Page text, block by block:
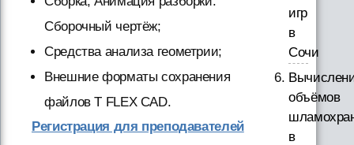
Сборочный чертёж;
Средства анализа геометрии;
Внешние форматы сохранения
файлов T FLEX CAD.
Регистрация для преподавателей
игр
в
Сочи
объёмов
в